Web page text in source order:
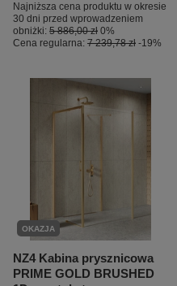
Najniższa cena produktu w okresie
30 dni przed wprowadzeniem
obniżki: 5 886,00 zł 0%
Cena regularna: 7 239,78 zł -19%
OKAZJA
NZ4 Kabina prysznicowa
PRIME GOLD BRUSHED